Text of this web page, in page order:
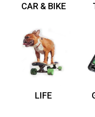
CAR & BIKE
LIFE